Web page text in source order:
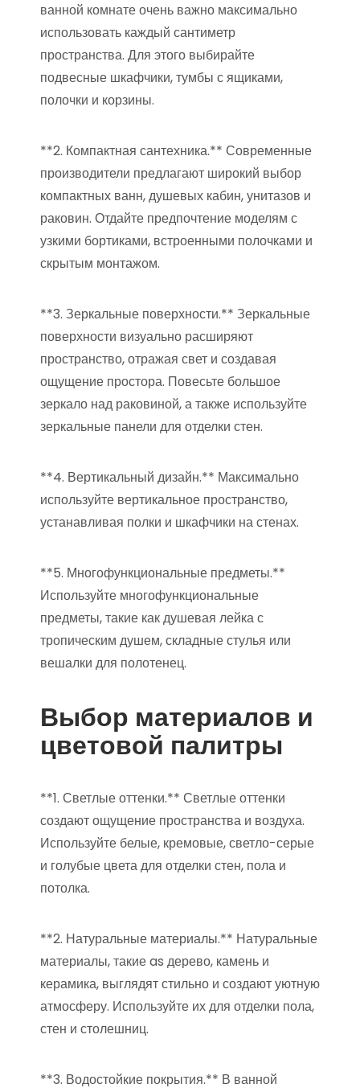
ванной комнате очень важно максимально
использовать каждый сантиметр
пространства. Для этого выбирайте
подвесные шкафчики, тумбы с ящиками,
полочки и корзины.
**2. Компактная сантехника.** Современные
производители предлагают широкий выбор
компактных ванн, душевых кабин, унитазов и
раковин. Отдайте предпочтение моделям с
узкими бортиками, встроенными полочками и
скрытым монтажом.
**3. Зеркальные поверхности.** Зеркальные
поверхности визуально расширяют
пространство, отражая свет и создавая
ощущение простора. Повесьте большое
зеркало над раковиной, а также используйте
зеркальные панели для отделки стен.
**4. Вертикальный дизайн.** Максимально
используйте вертикальное пространство,
устанавливая полки и шкафчики на стенах.
**5. Многофункциональные предметы.**
Используйте многофункциональные
предметы, такие как душевая лейка с
тропическим душем, складные стулья или
вешалки для полотенец.
Выбор материалов и
цветовой палитры
**1. Светлые оттенки.** Светлые оттенки
создают ощущение пространства и воздуха.
Используйте белые, кремовые, светло-серые
и голубые цвета для отделки стен, пола и
потолка.
**2. Натуральные материалы.** Натуральные
материалы, такие as дерево, камень и
керамика, выглядят стильно и создают уютную
атмосферу. Используйте их для отделки пола,
стен и столешниц.
**3. Водостойкие покрытия.** В ванной